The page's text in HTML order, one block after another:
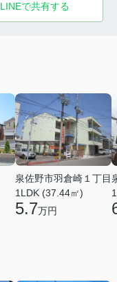
LINEで共有する
泉佐野市羽倉崎１丁目
1LDK (37.44㎡)
5.7万円